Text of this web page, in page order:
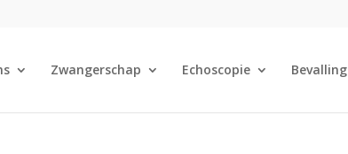
Zwangerschap Echoscopie Bevalling